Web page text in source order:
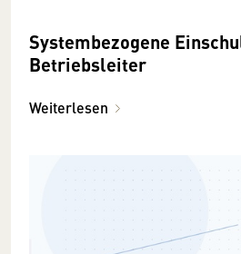
Systembezogene
Betriebsleiter
Weiterlesen